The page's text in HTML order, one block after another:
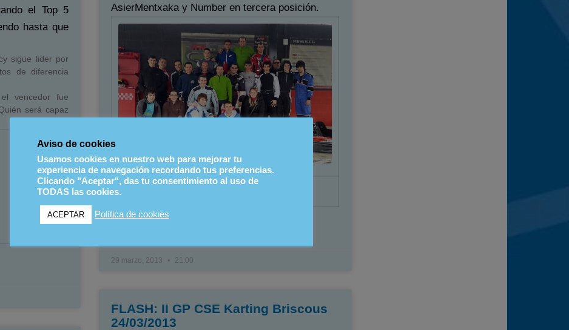
el Top 5
hasta que
sigue lider por
de diferencia
vencedor fue
será capaz
AsierMentxaka y Number en tercera posición.
29 marzo, 2013 21:00
FLASH: II GP CSE Karting Briscous
24/03/2013
Aviso de cookies
Usamos cookies en nuestro web para mejorar tu
experiencia de navegación recordando tus preferencias.
Clicando "Aceptar", das tu consentimiento al uso de
TODAS las cookies.
ACEPTAR Política de cookies